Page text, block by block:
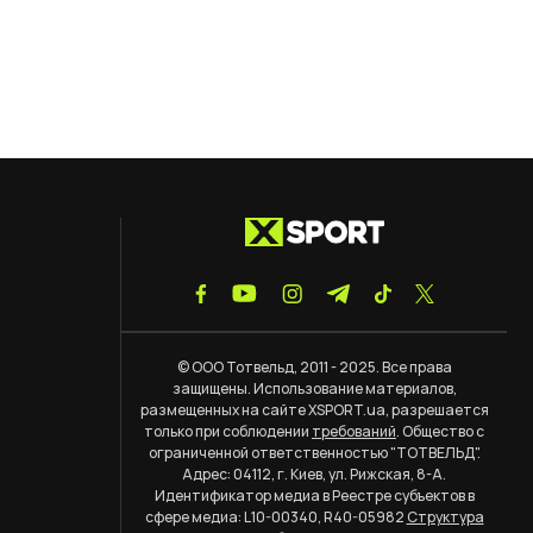
© ООО Тотвельд, 2011 - 2025. Все права
защищены. Использование материалов,
размещенных на сайте XSPORT.ua, разрешается
только при соблюдении требований. Общество с
ограниченной ответственностью "ТОТВЕЛЬД".
Адрес: 04112, г. Киев, ул. Рижская, 8-А.
Идентификатор медиа в Реестре субъектов в
сфере медиа: L10-00340, R40-05982Структура